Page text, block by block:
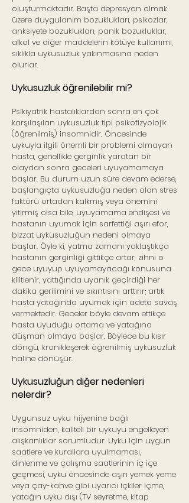
oluşturmaktadır. Başta depresyon olmak
üzere duygulanım bozuklukları, psikozlar,
anksiyete bozuklukları, panik bozukluklar,
alkol ve diğer maddelerin kötüye kullanımı,
sıklıkla uykusuzluk yakınmasına neden
olurlar.
Uykusuzluk öğrenilebilir mi?
Psikiyatrik hastalıklardan sonra en çok
karşılaşılan uykusuzluk tipi psikofizyolojik
(öğrenilmiş) insomnidir. Öncesinde
uykuyla ilgili önemli bir problemi olmayan
hasta, genellikle gerginlik yaratan bir
olaydan sonra geceleri uyuyamamaya
başlar. Bu durum uzun süre devam ederse,
başlangıçta uykusuzluğa neden olan stres
faktörü ortadan kalkmış veya önemini
yitirmiş olsa bile, uyuyamama endişesi ve
hastanın uyumak için sarfettiği aşırı efor,
bizzat uykusuzluğun nedeni olmaya
başlar. Öyle ki, yatma zamanı yaklaştıkça
hastanın gerginliği gittikçe artar, zihni o
gece uyuyup uyuyamayacağı konusuna
kilitlenir, yattığında uyanık geçirdiği her
dakika gerilimini ve sıkıntısını arttırır; artık
hasta yatağında uyumak için adeta savaş
vermektedir. Geceler böyle devam ettikçe
hasta uyuduğu ortama ve yatağına
düşman olmaya başlar. Böylece bu kısır
döngü, kronikleşerek öğrenilmiş uykusuzluk
haline dönüşür.
Uykusuzluğun diğer nedenleri
nelerdir?
Uygunsuz uyku hijyenine bağlı
insomniden, kaliteli bir uykuyu engelleyen
alışkanlıklar sorumludur. Uyku için uygun
saatlere ve kurallara uyulmaması,
dinlenme ve çalışma saatlerinin iç içe
geçmesi, uyku öncesinde aşırı yemek yeme
veya çay-kahve gibi uyarıcı içkiler içme,
yatağın uyku dışı (TV seyretme, kitap